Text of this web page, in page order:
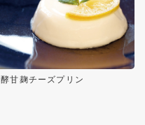
甘麹チーズプリン